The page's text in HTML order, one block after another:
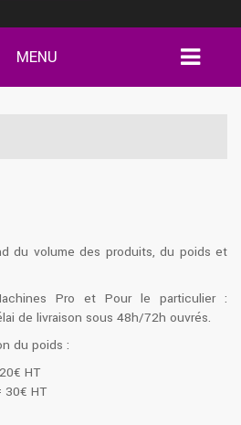
MENU
du volume des produits, du poids et
Pro et Pour le particulier :
de livraison sous 48h/72h ouvrés.
du poids :
HT
30€ HT